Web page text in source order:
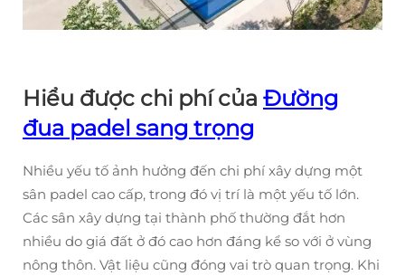
Hiểu được chi phí của Đường
đua padel sang trọng
Nhiều yếu tố ảnh hưởng đến chi phí xây dựng một
sân padel cao cấp, trong đó vị trí là một yếu tố lớn.
Các sân xây dựng tại thành phố thường đắt hơn
nhiều do giá đất ở đó cao hơn đáng kể so với ở vùng
nông thôn. Vật liệu cũng đóng vai trò quan trọng. Khi